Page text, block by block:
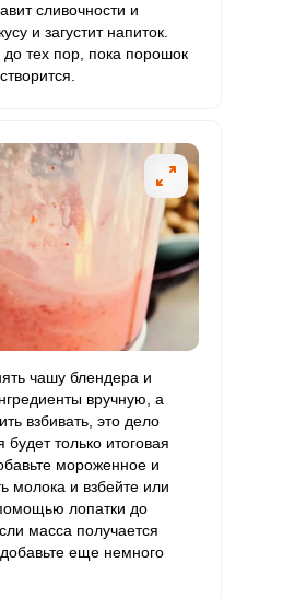
1000 мкг
55 мкг 15.3
4000 мкг 2
5
20 мкг 13.4 56.3
70 мкг 4.4 18.4
сливочности и
и загустит напиток.
до тех пор, пока порошок
чашу блендера и
вручную, а
взбивать, это дело
будет только итоговая
мороженное и
молока и взбейте или
лопатки до
масса получается
еще немного